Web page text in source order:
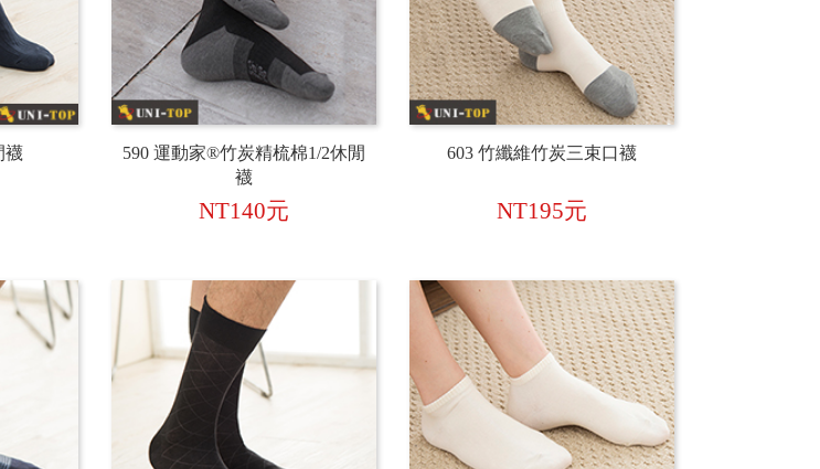
襪
590 運動家®竹炭精梳棉1/2休閒
襪
NT140元
603 竹纖維竹炭三束口襪
NT195元